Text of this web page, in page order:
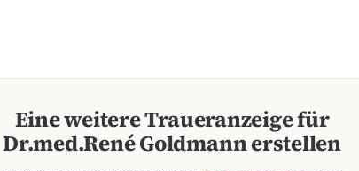
Eine weitere Traueranzeige für
Dr.med.René Goldmann erstellen